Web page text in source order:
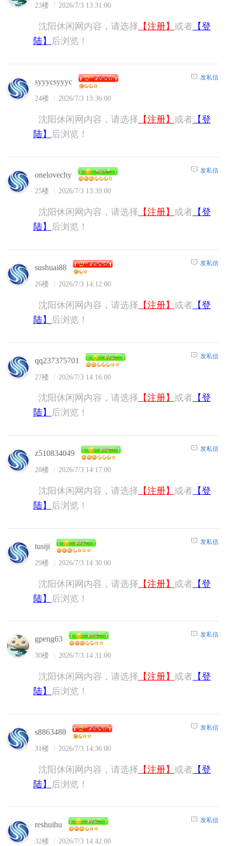
23楼 2026/7/3 13:31:00
沈阳休闲网内容，请选择 【注册】 或者 【登
陆】
后浏览！
syyycsyyyc
24楼 2026/7/3 13:36:00
发私信
沈阳休闲网内容，请选择 【注册】 或者 【登
陆】
后浏览！
onelovechy
25楼 2026/7/3 13:39:00
发私信
沈阳休闲网内容，请选择 【注册】 或者 【登
陆】
后浏览！
sushuai88
26楼 2026/7/3 14:12:00
发私信
沈阳休闲网内容，请选择 【注册】 或者 【登
陆】
后浏览！
qq237375701
27楼 2026/7/3 14:16:00
发私信
沈阳休闲网内容，请选择 【注册】 或者 【登
陆】
后浏览！
z510834049
28楼 2026/7/3 14:17:00
发私信
沈阳休闲网内容，请选择 【注册】 或者 【登
陆】
后浏览！
tusiji
29楼 2026/7/3 14:30:00
发私信
沈阳休闲网内容，请选择 【注册】 或者 【登
陆】
后浏览！
gpeng63
30楼 2026/7/3 14:31:00
发私信
沈阳休闲网内容，请选择 【注册】 或者 【登
陆】
后浏览！
s8863488
31楼 2026/7/3 14:36:00
发私信
沈阳休闲网内容，请选择 【注册】 或者 【登
陆】
后浏览！
reshuihu
32楼 2026/7/3 14:42:00
发私信